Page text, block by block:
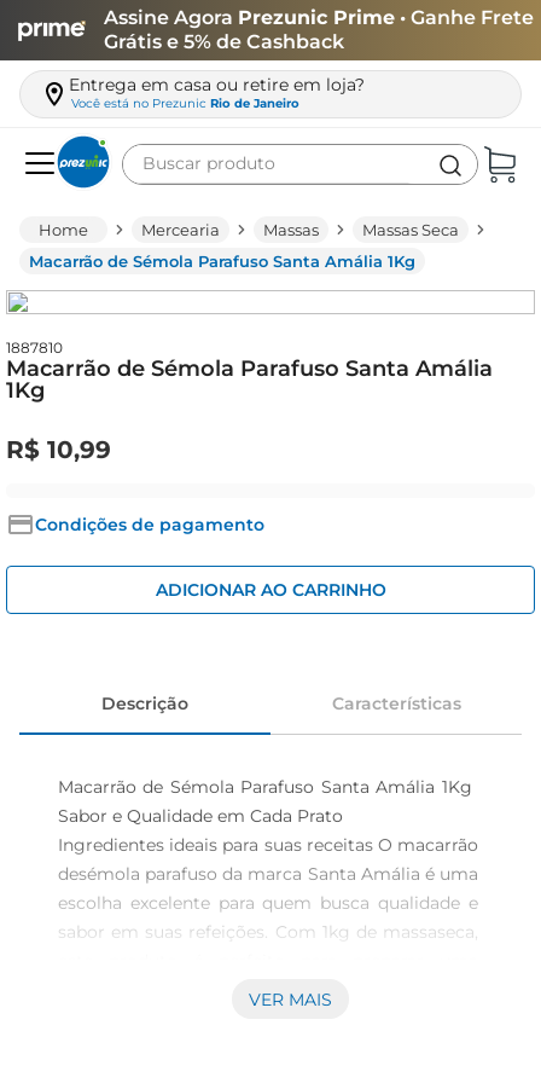
Assine Agora Prezunic Prime • Ganhe Frete
Grátis e 5% de Cashback
Entrega em casa ou retire em loja?
Você está no Prezunic Rio de Janeiro
Buscar produto
Mercearia Massas
Massas Seca
Macarrão de Sémola Parafuso Santa Amália 1Kg
1887810
Macarrão de Sémola Parafuso Santa Amália
1Kg
R$ 10,99
Condições de pagamento
ADICIONAR AO CARRINHO
Descrição Características
Macarrão de Sémola Parafuso Santa Amália 1Kg
Sabor e Qualidade em Cada Prato
Ingredientes ideais para suas receitas O macarrão
desémola parafuso da marca Santa Amália é uma
escolha excelente para quem busca qualidade e
sabor em suas refeições. Com 1kg de massaseca,
diversidade de pratos, desde almoços tradicionais
VER MAIS
leite
queijo
biscoito
iogurte
papel higiênico